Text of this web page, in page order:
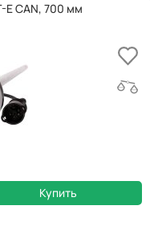
E CAN, 700 мм
Купить